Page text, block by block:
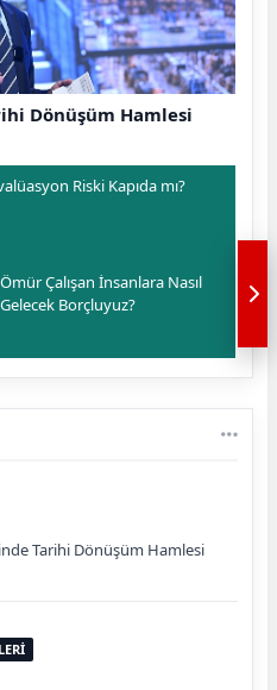
Dönüşüm Hamlesi
Riski Kapıda mı?
Çalışan İnsanlara Nasıl
Borçluyuz?
Tarihi Dönüşüm Hamlesi